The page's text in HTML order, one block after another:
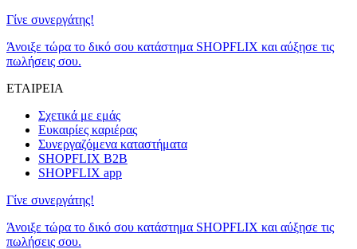
Γίνε συνεργάτης!
Άνοιξε τώρα το δικό σου κατάστημα SHOPFLIX και αύξησε τις
πωλήσεις σου.
ΕΤΑΙΡΕΙΑ
Σχετικά με εμάς
Ευκαιρίες καριέρας
Συνεργαζόμενα καταστήματα
SHOPFLIX B2B
SHOPFLIX app
Γίνε συνεργάτης!
Άνοιξε τώρα το δικό σου κατάστημα SHOPFLIX και αύξησε τις
πωλήσεις σου.